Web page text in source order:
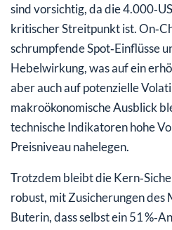
sind vorsichtig, da die
kritischer Streitpunkt ist.
schrumpfende Spot‑Einflüsse
Hebelwirkung, was auf ein
aber auch auf potenzielle
makroökonomische Ausblick
technische Indikatoren hohe
Preisniveau nahelegen.
Trotzdem bleibt die
robust, mit Zusicherungen
Buterin, dass selbst ein 51